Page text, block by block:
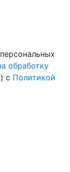
обработку
с Политикой